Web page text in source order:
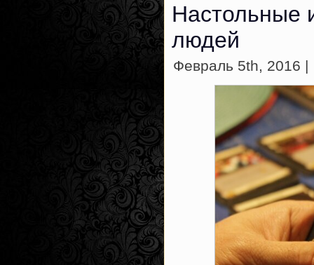
Настольные
людей
Февраль 5th, 2016 |